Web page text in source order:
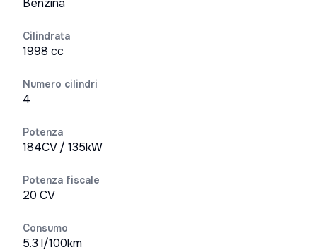
Benzina
Cilindrata
1998 cc
Numero cilindri
4
Potenza
184CV / 135kW
Potenza fiscale
20 CV
Consumo
5.3 l/100km